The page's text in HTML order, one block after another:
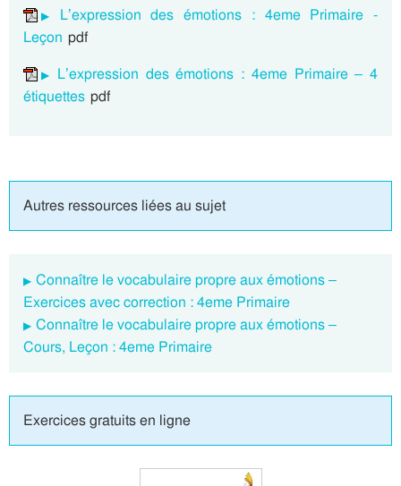
L’expression des émotions : 4eme Primaire -
Leçon pdf
L’expression des émotions : 4eme Primaire – 4
étiquettes pdf
Autres ressources liées au sujet
Connaître le vocabulaire propre aux émotions –
Exercices avec correction : 4eme Primaire
Connaître le vocabulaire propre aux émotions –
Cours, Leçon : 4eme Primaire
Exercices gratuits en ligne